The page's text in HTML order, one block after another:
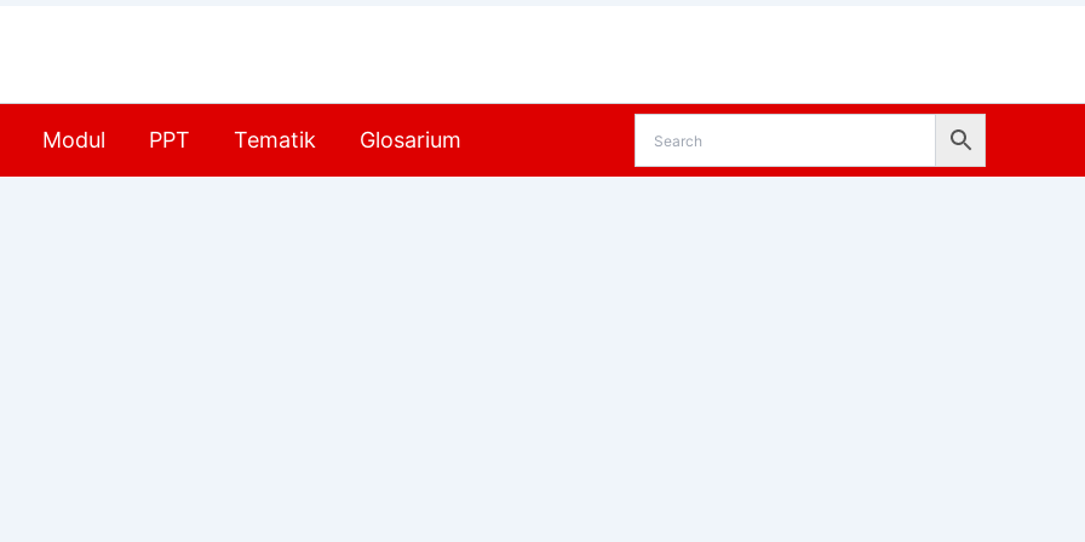
Modul PPT Tematik Glosarium